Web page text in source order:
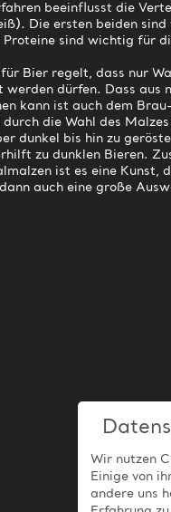
beeinflusst die
Die ersten beiden
sind wichtig für
Bier regelt, dass nur
werden dürfen. Dass aus
kann ist auch dem
die Wahl des
dunkel bis hin zu
zu dunklen Bieren.
ist es eine Kunst,
auch eine große
Wir nutzen
Einige von
andere uns